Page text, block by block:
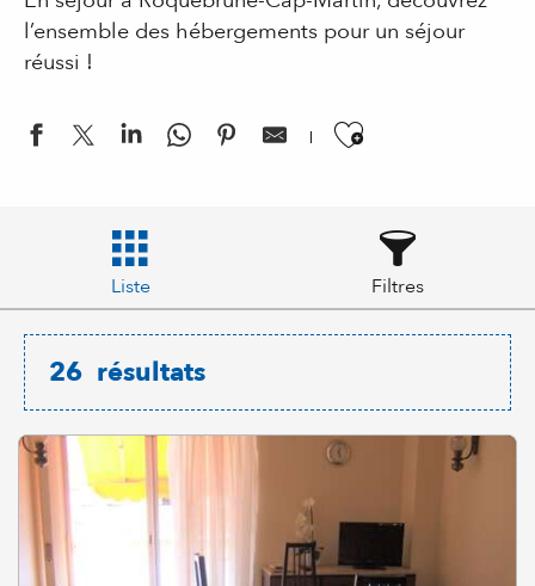
l’ensemble des hébergements pour un séjour
réussi !
Ajouter
Liste Filtres
26 résultats